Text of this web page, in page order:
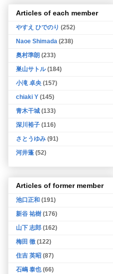
Articles of each member
やすえ ひでのり (252)
Naoe Shimada (238)
奥村準朗 (233)
巣山サトル (184)
小滝 卓央 (157)
chiaki Y (145)
青木干城 (133)
深川裕子 (116)
さとうゆみ (91)
河井蓬 (52)
Articles of former member
池口正和 (191)
新谷 祐樹 (176)
山下 志郎 (162)
梅田 徹 (122)
住吉 英昭 (87)
石嶋 泰也 (66)